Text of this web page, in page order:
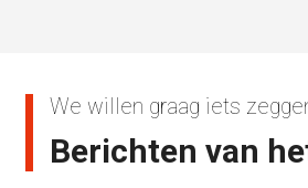
We willen graag iets
Berichten van